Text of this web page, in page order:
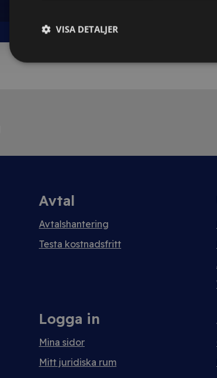
Avtal
Avtalshantering
Testa kostnadsfritt
Logga in
Mina sidor
Mitt juridiska rum
VISA DETALJER